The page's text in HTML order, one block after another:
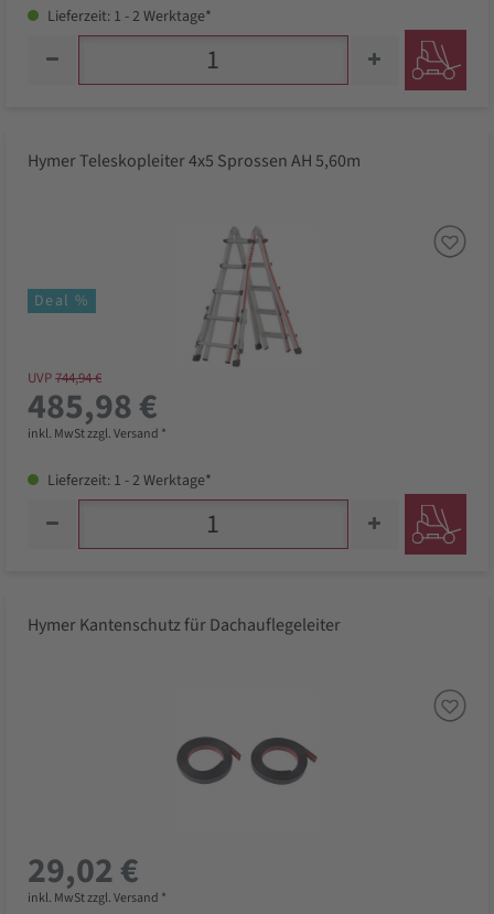
Lieferzeit: 1 - 2 Werktage*
Hymer Teleskopleiter 4x5 Sprossen AH 5,60m
Deal %
UVP744,94 €
485,98 €
inkl. MwSt zzgl. Versand *
Lieferzeit: 1 - 2 Werktage*
Hymer Kantenschutz für Dachauflegeleiter
29,02 €
inkl. MwSt zzgl. Versand *